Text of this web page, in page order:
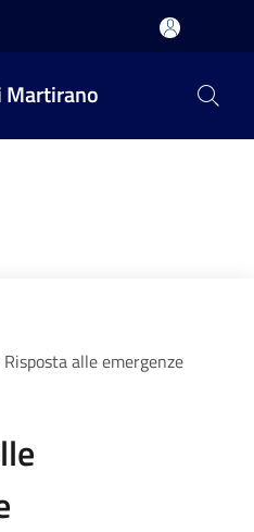
Martirano
Risposta alle emergenze